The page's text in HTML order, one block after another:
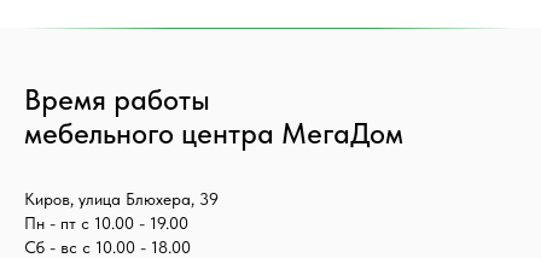
Время работы
мебельного центра МегаДом
Киров, улица Блюхера, 39
Пн - пт с 10.00 - 19.00
Сб - вс с 10.00 - 18.00